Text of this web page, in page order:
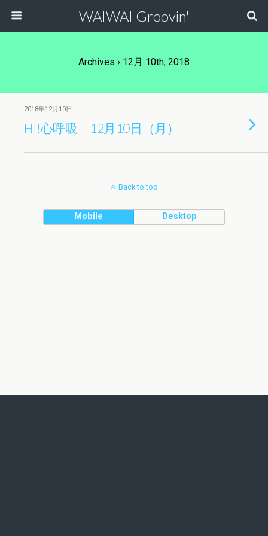
WAIWAI Groovin'
Archives › 12月 10th, 2018
2018年12月10日
HI!心呼吸 12月10日（月）
Back to top
Mobile Desktop